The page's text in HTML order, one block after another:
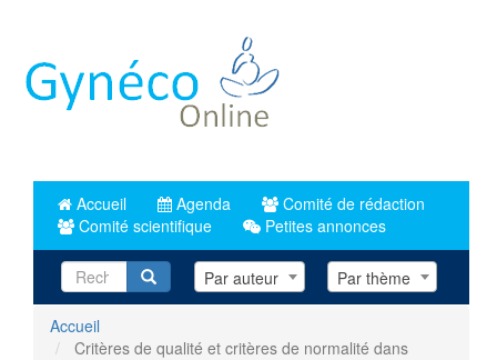
principal
Accueil Agenda
Comité de rédaction
Comité scientifique
Petites annonces
RecherchePar auteur Par thème
Accueil
Critères de qualité et critères de normalité dans